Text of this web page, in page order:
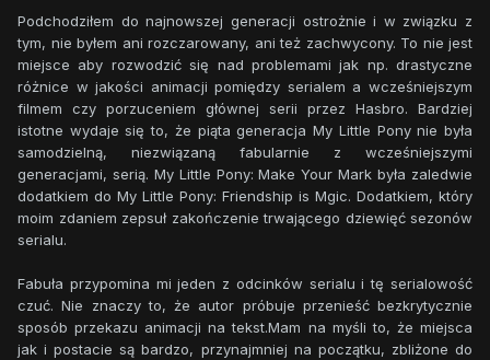
Podchodziłem do najnowszej generacji ostrożnie i w związku z
tym, nie byłem ani rozczarowany, ani też zachwycony. To nie jest
miejsce aby rozwodzić się nad problemami jak np. drastyczne
różnice w jakości animacji pomiędzy serialem a wcześniejszym
filmem czy porzuceniem głównej serii przez Hasbro. Bardziej
istotne wydaje się to, że piąta generacja My Little Pony nie była
samodzielną, niezwiązaną fabularnie z wcześniejszymi
generacjami, serią. My Little Pony: Make Your Mark była zaledwie
dodatkiem do My Little Pony: Friendship is Mgic. Dodatkiem, który
moim zdaniem zepsuł zakończenie trwającego dziewięć sezonów
serialu.
Fabuła przypomina mi jeden z odcinków serialu i tę serialowość
czuć. Nie znaczy to, że autor próbuje przenieść bezkrytycznie
sposób przekazu animacji na tekst.Mam na myśli to, że miejsca
jak i postacie są bardzo, przynajmniej na początku, zbliżone do